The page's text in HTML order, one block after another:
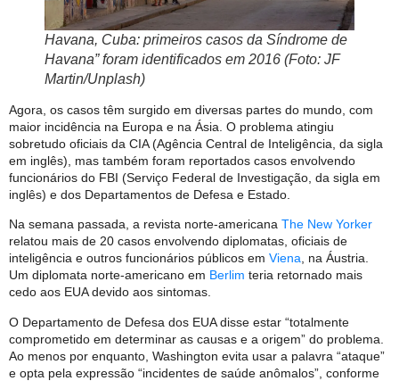
Havana, Cuba: primeiros casos da Síndrome de
Havana” foram identificados em 2016 (Foto: JF
Martin/Unplash)
Agora, os casos têm surgido em diversas partes do mundo, com
maior incidência na Europa e na Ásia. O problema atingiu
sobretudo oficiais da CIA (Agência Central de Inteligência, da sigla
em inglês), mas também foram reportados casos envolvendo
funcionários do FBI (Serviço Federal de Investigação, da sigla em
inglês) e dos Departamentos de Defesa e Estado.
Na semana passada, a revista norte-americana The New Yorker
relatou mais de 20 casos envolvendo diplomatas, oficiais de
inteligência e outros funcionários públicos em Viena , na Áustria.
Um diplomata norte-americano em Berlim teria retornado mais
cedo aos EUA devido aos sintomas.
O Departamento de Defesa dos EUA disse estar “totalmente
comprometido em determinar as causas e a origem” do problema.
Ao menos por enquanto, Washington evita usar a palavra “ataque”
e opta pela expressão “incidentes de saúde anômalos”, conforme